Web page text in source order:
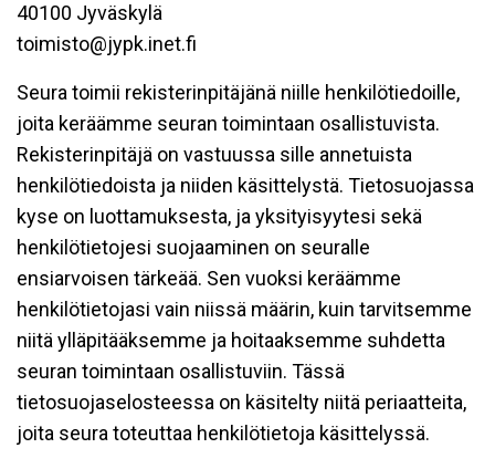
40100 Jyväskylä
toimisto@jypk.inet.fi
Seura toimii rekisterinpitäjänä niille henkilötiedoille,
joita keräämme seuran toimintaan osallistuvista.
Rekisterinpitäjä on vastuussa sille annetuista
henkilötiedoista ja niiden käsittelystä. Tietosuojassa
kyse on luottamuksesta, ja yksityisyytesi sekä
henkilötietojesi suojaaminen on seuralle
ensiarvoisen tärkeää. Sen vuoksi keräämme
henkilötietojasi vain niissä määrin, kuin tarvitsemme
niitä ylläpitääksemme ja hoitaaksemme suhdetta
seuran toimintaan osallistuviin. Tässä
tietosuojaselosteessa on käsitelty niitä periaatteita,
joita seura toteuttaa henkilötietoja käsittelyssä.